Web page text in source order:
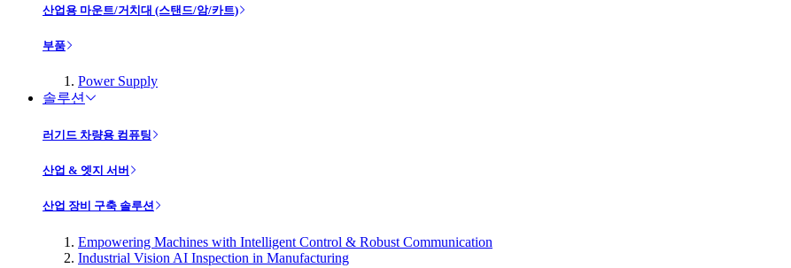
산업용 마운트/거치대 (스탠드/암/카트)
부품
Power Supply
솔루션
러기드 차량용 컴퓨팅
산업 & 엣지 서버
산업 장비 구축 솔루션
Empowering Machines with Intelligent Control & Robust Communication
Industrial Vision AI Inspection in Manufacturing